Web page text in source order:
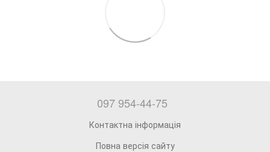
097 954-44-75
Контактна інформація
Повна версія сайту